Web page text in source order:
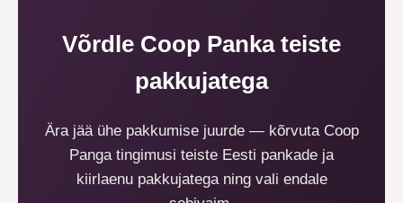
Võrdle Coop Panka teiste
pakkujatega
Ära jää ühe pakkumise juurde — kõrvuta Coop
Panga tingimusi teiste Eesti pankade ja
kiirlaenu pakkujatega ning vali endale